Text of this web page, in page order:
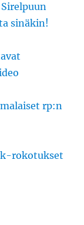
sinäkin!
rp:n
k-rokotukset